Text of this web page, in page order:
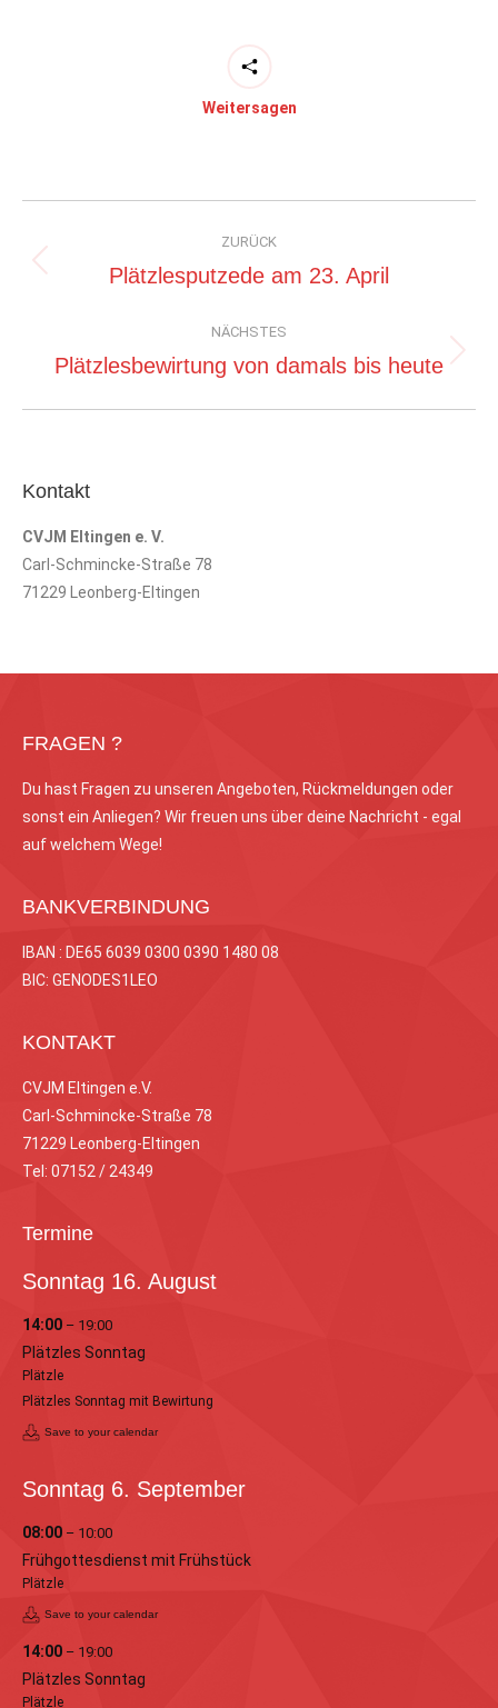
Weitersagen
ZURÜCK
Vorheriger
Plätzlesputzede am 23. April
NÄCHSTES
Nächster
Plätzlesbewirtung von damals bis heute
Kontakt
CVJM Eltingen e. V.
Carl-Schmincke-Straße 78
71229 Leonberg-Eltingen
FRAGEN ?
Du hast Fragen zu unseren Angeboten, Rückmeldungen oder
sonst ein Anliegen? Wir freuen uns über deine Nachricht - egal
auf welchem Wege!
BANKVERBINDUNG
IBAN : DE65 6039 0300 0390 1480 08
BIC: GENODES1LEO
KONTAKT
CVJM Eltingen e.V.
Carl-Schmincke-Straße 78
71229 Leonberg-Eltingen
Tel: 07152 / 24349
Termine
Sonntag 16. August
14:00 – 19:00
Plätzles Sonntag
Plätzle
Plätzles Sonntag mit Bewirtung
Save to your calendar
Sonntag 6. September
08:00 – 10:00
Frühgottesdienst mit Frühstück
Plätzle
Save to your calendar
14:00 – 19:00
Plätzles Sonntag
Plätzle